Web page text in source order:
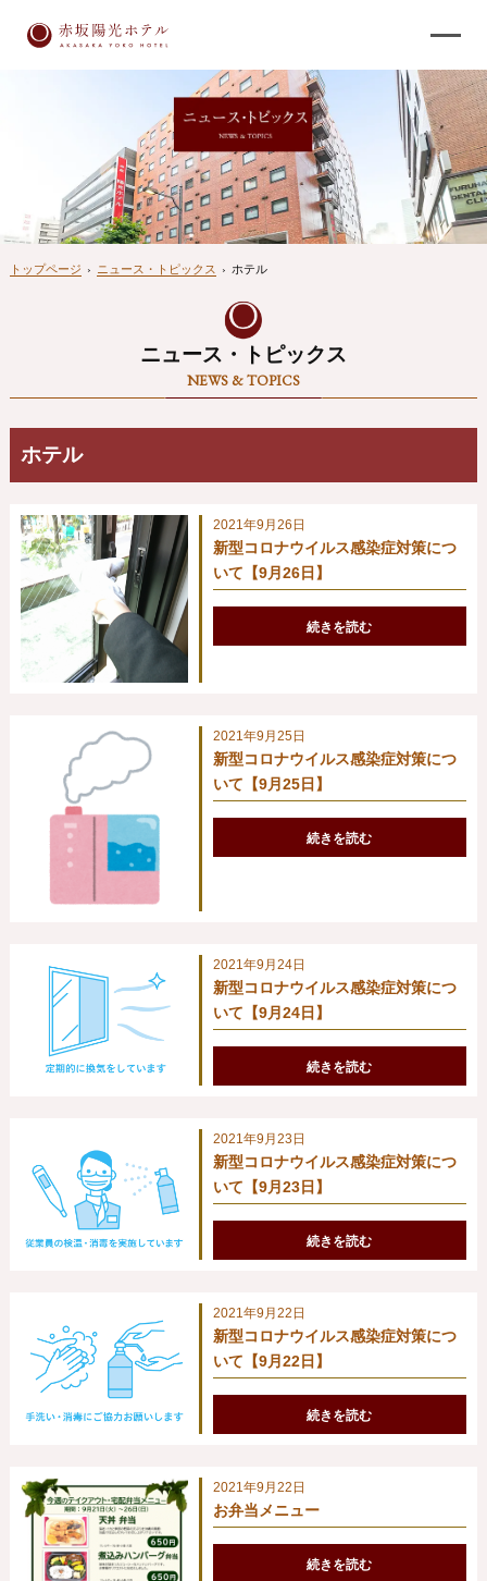
トップページ › ニュース・トピックス › ホテル
ニュース・トピックス
NEWS & TOPICS
ホテル
2021年9月26日
新型コロナウイルス感染症対策につ
いて【9月26日】
続きを読む
2021年9月25日
新型コロナウイルス感染症対策につ
いて【9月25日】
続きを読む
2021年9月24日
新型コロナウイルス感染症対策につ
いて【9月24日】
続きを読む
2021年9月23日
新型コロナウイルス感染症対策につ
いて【9月23日】
続きを読む
2021年9月22日
新型コロナウイルス感染症対策につ
いて【9月22日】
続きを読む
2021年9月22日
お弁当メニュー
続きを読む